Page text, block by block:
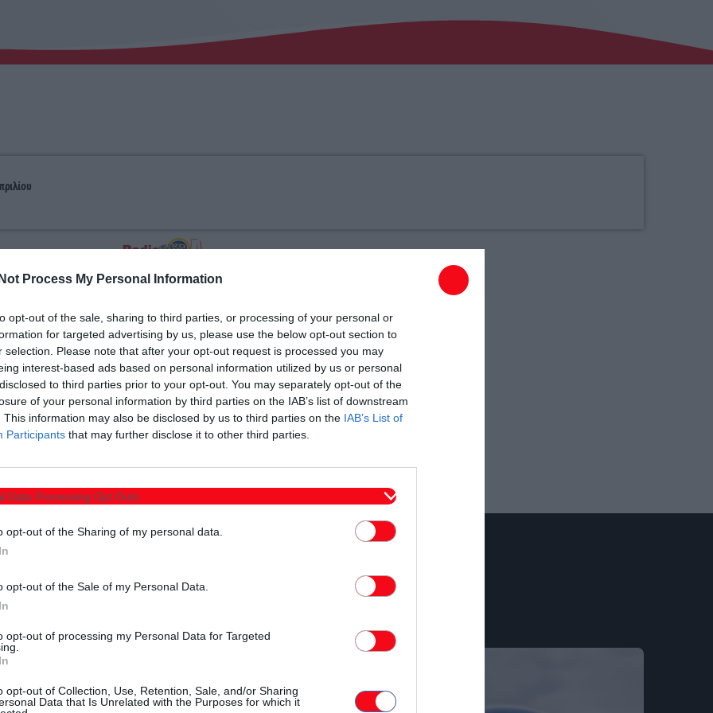
Process My Personal Information
opt-out of the sale, sharing to third parties, or processing of your personal or
for targeted advertising by us, please use the below opt-out section to
selection. Please note that after your opt-out request is processed you may
interest-based ads based on personal information utilized by us or personal
to third parties prior to your opt-out. You may separately opt-out of the
of your personal information by third parties on the IAB’s list of downstream
This information may also be disclosed by us to third parties on the IAB’s List of
Participants that may further disclose it to other third parties.
Data Processing Opt Outs
opt-out of the Sharing of my personal data.
opt-out of the Sale of my Personal Data.
opt-out of processing my Personal Data for Targeted
opt-out of Collection, Use, Retention, Sale, and/or Sharing
Data that Is Unrelated with the Purposes for which it